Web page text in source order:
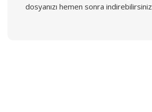
dosyanızı hemen sonra indirebilirsiniz